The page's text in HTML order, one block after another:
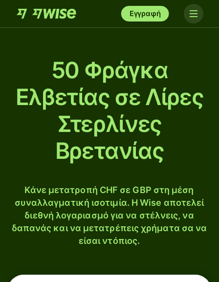
Εγγραφή
50 Φράγκα
Ελβετίας σε Λίρες
Στερλίνες
Βρετανίας
Κάνε μετατροπή CHF σε GBP στη μέση
συναλλαγματική ισοτιμία. Η Wise αποτελεί
διεθνή λογαριασμό για να στέλνεις, να
δαπανάς και να μετατρέπεις χρήματα σα να
είσαι ντόπιος.